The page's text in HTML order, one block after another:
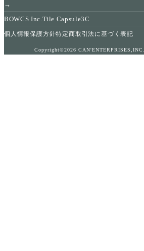
→
BOWCS Inc.Tile Capsule3C
個人情報保護方針特定商取引法に基づく表記
Copyright©2026